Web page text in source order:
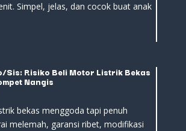
Simpel, jelas, dan cocok buat anak
Sis: Risiko Beli Motor Listrik Bekas
Nangis
bekas menggoda tapi penuh
melemah, garansi ribet, modifikasi